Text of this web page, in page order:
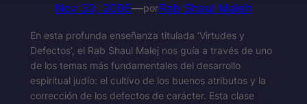
Nov 30, 2006—porRab Shaul Maleh
En esta profunda enseñanza titulada ‘Virtudes y
Defectos’, el Rab Shaul Malej nos guía a través de uno
de los temas más fundamentales del desarrollo
espiritual judío: el cultivo de los buenos atributos y la
corrección de los defectos de carácter. Esta clase